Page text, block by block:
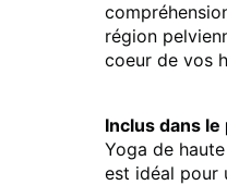
région
coeur de vos
Inclus dans le
Yoga de
est idéal pour